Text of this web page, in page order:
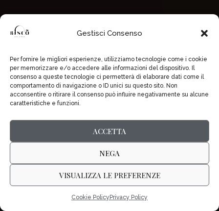
Gestisci Consenso
Per fornire le migliori esperienze, utilizziamo tecnologie come i cookie
per memorizzare e/o accedere alle informazioni del dispositivo. Il
consenso a queste tecnologie ci permetterà di elaborare dati come il
comportamento di navigazione o ID unici su questo sito. Non
acconsentire o ritirare il consenso può influire negativamente su alcune
caratteristiche e funzioni.
ACCETTA
NEGA
VISUALIZZA LE PREFERENZE
Cookie Policy Privacy Policy